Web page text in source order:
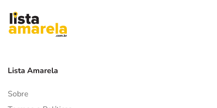
Lista Amarela
Sobre